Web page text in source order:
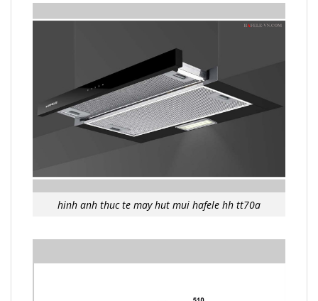
hinh anh thuc te may hut mui hafele hh tt70a